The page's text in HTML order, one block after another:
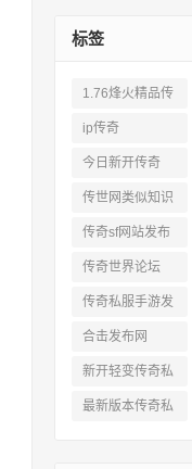
标签
1.76烽火精品传
奇私服网站
ip传奇
今日新开传奇
传世网类似知识
传奇sf网站发布
网
传奇世界论坛
传奇私服手游发
布网三端
合击发布网
新开轻变传奇私
服
最新版本传奇私